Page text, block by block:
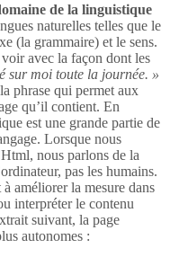
de la linguistique
naturelles telles que le
(la grammaire) et le sens.
voir avec la façon dont les
sur moi toute la journée. »
phrase qui permet aux
qu’il contient. En
est une grande partie de
Lorsque nous
nous parlons de la
pas les humains.
améliorer la mesure dans
interpréter le contenu
suivant, la page
autonomes :